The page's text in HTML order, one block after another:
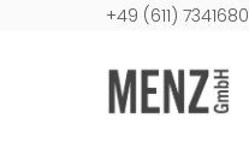
+49 (611) 7341680